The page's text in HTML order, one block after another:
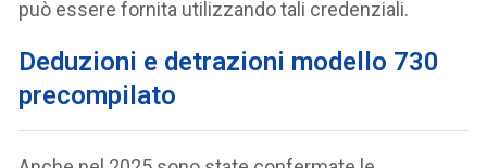
può essere fornita utilizzando tali credenziali.
Deduzioni e detrazioni modello 730
precompilato